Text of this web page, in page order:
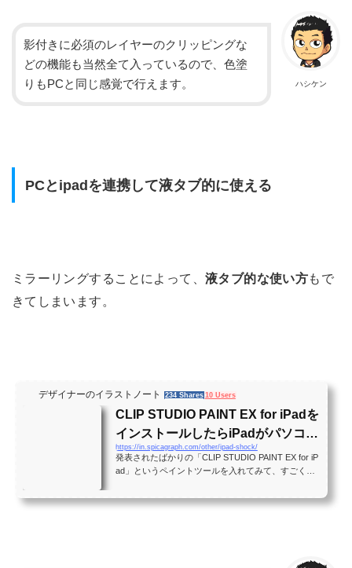
ハシケン
影付きに必須のレイヤーのクリッピングな
どの機能も当然全て入っているので、色塗
りもPCと同じ感覚で行えます。
PCとipadを連携して液タブ的に使える
ミラーリングすることによって、液タブ的な使い方もで
きてしまいます。
デザイナーのイラストノート 234 Shares 10 Users
CLIP STUDIO PAINT EX for iPadを
インストールしたらiPadがパソコン
になった話 - デザイナーのイラスト
ノート
https://in.spicagraph.com/other/ipad-shock/
発表されたばかりの「CLIP STUDIO PAINT EX for iP
ad」というペイントツールを入れてみて、すごく衝
載ってません。 CLIP STUDIO PAINT …